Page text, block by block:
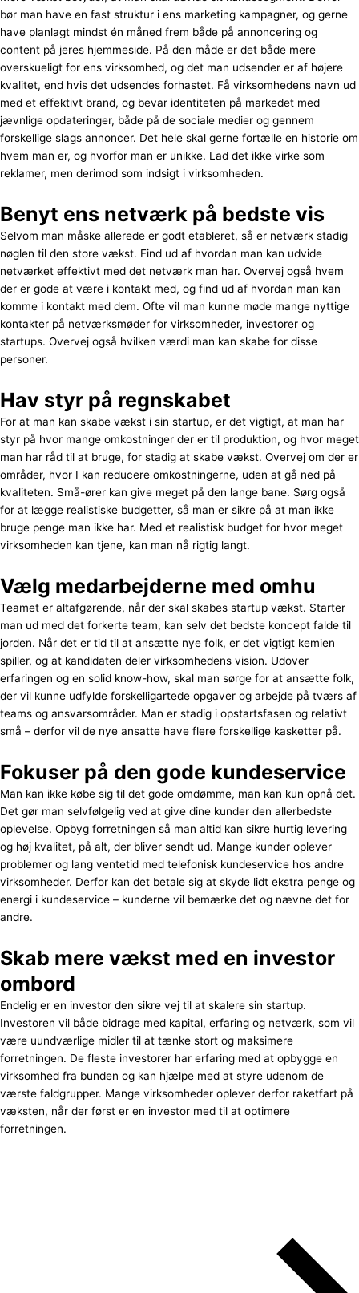
bør man have en fast struktur i ens marketing kampagner, og gerne
have planlagt mindst én måned frem både på annoncering og
content på jeres hjemmeside. På den måde er det både mere
overskueligt for ens virksomhed, og det man udsender er af højere
kvalitet, end hvis det udsendes forhastet. Få virksomhedens navn ud
med et effektivt brand, og bevar identiteten på markedet med
jævnlige opdateringer, både på de sociale medier og gennem
forskellige slags annoncer. Det hele skal gerne fortælle en historie om
hvem man er, og hvorfor man er unikke. Lad det ikke virke som
reklamer, men derimod som indsigt i virksomheden.
Benyt ens netværk på bedste vis
Selvom man måske allerede er godt etableret, så er netværk stadig
nøglen til den store vækst. Find ud af hvordan man kan udvide
netværket effektivt med det netværk man har. Overvej også hvem
der er gode at være i kontakt med, og find ud af hvordan man kan
komme i kontakt med dem. Ofte vil man kunne møde mange nyttige
kontakter på netværksmøder for virksomheder, investorer og
startups. Overvej også hvilken værdi man kan skabe for disse
personer.
Hav styr på regnskabet
For at man kan skabe vækst i sin startup, er det vigtigt, at man har
styr på hvor mange omkostninger der er til produktion, og hvor meget
man har råd til at bruge, for stadig at skabe vækst. Overvej om der er
områder, hvor I kan reducere omkostningerne, uden at gå ned på
kvaliteten. Små-ører kan give meget på den lange bane. Sørg også
for at lægge realistiske budgetter, så man er sikre på at man ikke
bruge penge man ikke har. Med et realistisk budget for hvor meget
virksomheden kan tjene, kan man nå rigtig langt.
Vælg medarbejderne med omhu
Teamet er altafgørende, når der skal skabes startup vækst. Starter
man ud med det forkerte team, kan selv det bedste koncept falde til
jorden. Når det er tid til at ansætte nye folk, er det vigtigt kemien
spiller, og at kandidaten deler virksomhedens vision. Udover
erfaringen og en solid know-how, skal man sørge for at ansætte folk,
der vil kunne udfylde forskelligartede opgaver og arbejde på tværs af
teams og ansvarsområder. Man er stadig i opstartsfasen og relativt
små – derfor vil de nye ansatte have flere forskellige kasketter på.
Fokuser på den gode kundeservice
Man kan ikke købe sig til det gode omdømme, man kan kun opnå det.
Det gør man selvfølgelig ved at give dine kunder den allerbedste
oplevelse. Opbyg forretningen så man altid kan sikre hurtig levering
og høj kvalitet, på alt, der bliver sendt ud. Mange kunder oplever
problemer og lang ventetid med telefonisk kundeservice hos andre
virksomheder. Derfor kan det betale sig at skyde lidt ekstra penge og
energi i kundeservice – kunderne vil bemærke det og nævne det for
andre.
Skab mere vækst med en investor
ombord
Endelig er en investor den sikre vej til at skalere sin startup.
Investoren vil både bidrage med kapital, erfaring og netværk, som vil
være uundværlige midler til at tænke stort og maksimere
forretningen. De fleste investorer har erfaring med at opbygge en
virksomhed fra bunden og kan hjælpe med at styre udenom de
værste faldgrupper. Mange virksomheder oplever derfor raketfart på
væksten, når der først er en investor med til at optimere
forretningen.